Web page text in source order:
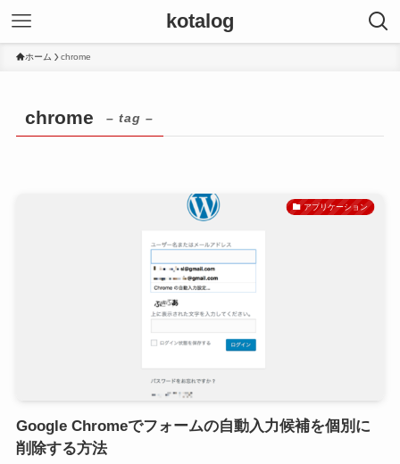
kotalog
ホーム chrome
chrome – tag –
アプリケーション
Google Chromeでフォームの自動入力候補を個別に
削除する方法